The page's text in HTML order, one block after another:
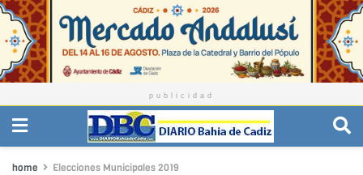
publicidad
home Elecciones Municipales 2019